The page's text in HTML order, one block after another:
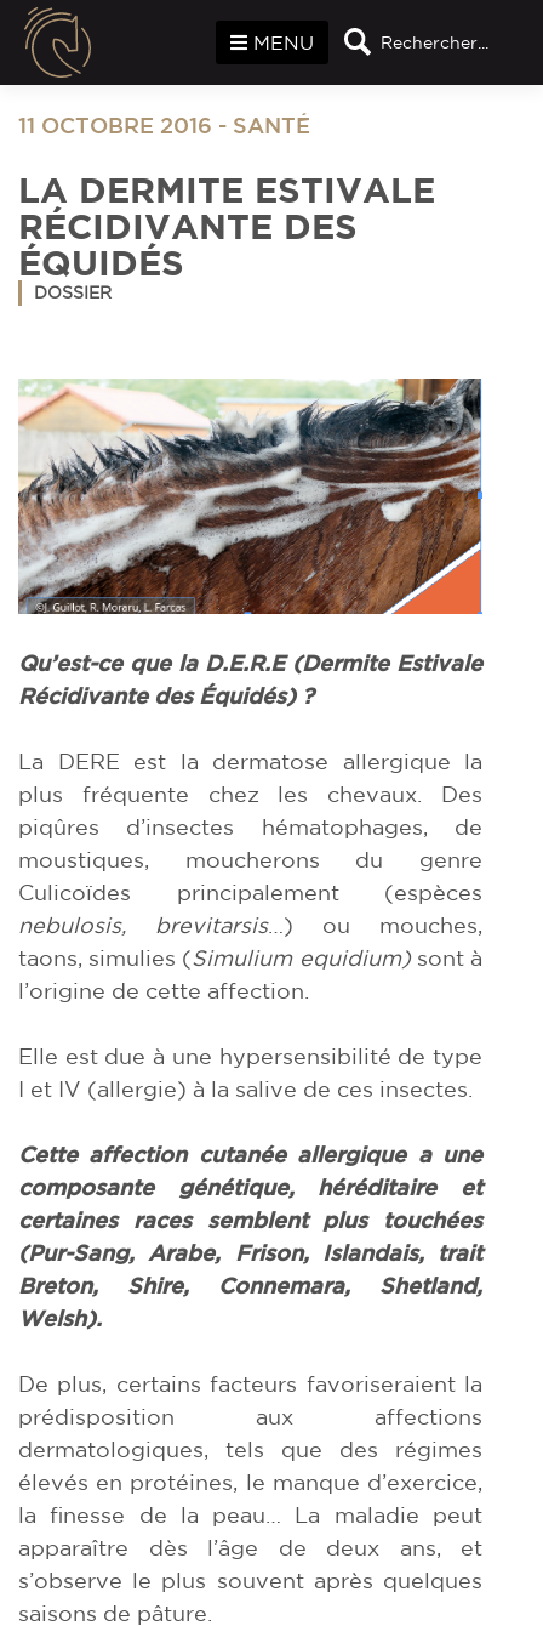
Rechercher...
MENU
11 OCTOBRE 2016 - SANTÉ
LA DERMITE ESTIVALE
RÉCIDIVANTE DES
ÉQUIDÉS
DOSSIER
Qu’est-ce que la D.E.R.E (Dermite Estivale
Récidivante des Équidés) ?
La DERE est la dermatose allergique la
plus fréquente chez les chevaux. Des
piqûres d’insectes hématophages, de
moustiques, moucherons du genre
Culicoïdes principalement (espèces
nebulosis, brevitarsis…) ou mouches,
taons, simulies (Simulium equidium) sont à
l’origine de cette affection.
Elle est due à une hypersensibilité de type
I et IV (allergie) à la salive de ces insectes.
Cette affection cutanée allergique a une
composante génétique, héréditaire et
certaines races semblent plus touchées
(Pur-Sang, Arabe, Frison, Islandais, trait
Breton, Shire, Connemara, Shetland,
Welsh).
De plus, certains facteurs favoriseraient la
prédisposition aux affections
dermatologiques, tels que des régimes
élevés en protéines, le manque d’exercice,
la finesse de la peau… La maladie peut
apparaître dès l’âge de deux ans, et
s’observe le plus souvent après quelques
saisons de pâture.
Panneau de gestion des cookies